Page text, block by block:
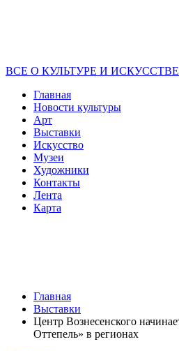
ВСЕ О КУЛЬТУРЕ И
Главная
Новости культуры
Арт
Выставки
Искусство
Музеи
Художники
Контакты
Лента
Карта
Главная
Выставки
Центр Вознесенского
Оттепель» в регионах